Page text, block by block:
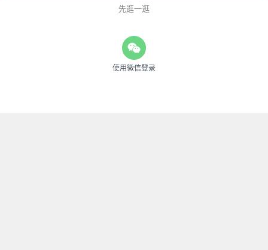
先逛一逛
使用微信登录